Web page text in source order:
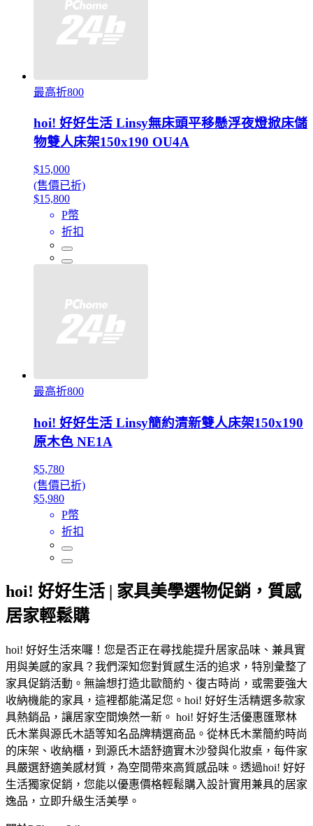
最高折800
hoi! 好好生活 Linsy無床頭平移懸浮夜燈掀床儲
物雙人床架150x190 OU4A
$15,000
(售價已折)
$15,800
P幣
折扣
最高折800
hoi! 好好生活 Linsy簡約清新雙人床架150x190
原木色 NE1A
$5,780
(售價已折)
$5,980
P幣
折扣
hoi! 好好生活 | 家具美學選物促銷，質感
居家輕鬆購
hoi! 好好生活來囉！您是否正在尋找能提升居家品味、兼具實
用與美感的家具？我們深知您對質感生活的追求，特別彙整了
家具促銷活動。無論想打造北歐簡約、復古時尚，或需要強大
收納機能的家具，這裡都能滿足您。hoi! 好好生活精選多款家
具熱銷品，讓居家空間煥然一新。 hoi! 好好生活優惠匯聚林
氏木業與源氏木語等知名品牌精選商品。從林氏木業簡約時尚
的床架、收納櫃，到源氏木語舒適實木沙發與化妝桌，每件家
具嚴選舒適美感材質，為空間帶來高質感品味。透過hoi! 好好
生活獨家促銷，您能以優惠價格輕鬆購入設計實用兼具的居家
逸品，立即升級生活美學。